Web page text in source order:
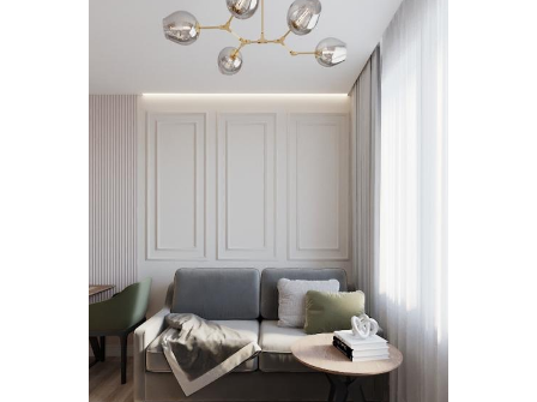
Шторы с принтами
Шторы из натуральных
материалов
Шторы для интерьера
Шторы в ориентальном
стиле